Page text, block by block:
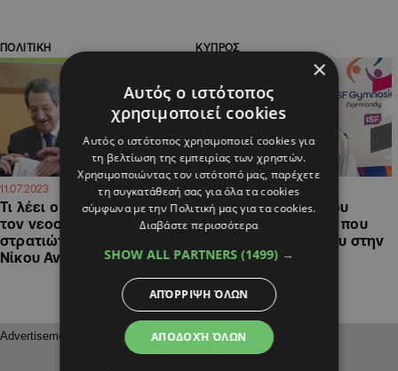
ΠΟΛΙΤΙΚΗ
11.07.2023 15:08
Τι λέει ο Λετυμπιώτης για
τον νεοσύλλεκτο
στρατιώτη εγγονό του
Νίκου Αναστασιάδη
ΚΥΠΡΟΣ
24.01.2023 13:09
ΒΙΝΤΕΟ: Η ιστορία του
17χρονου τζουντόκα που
κυνηγά το όνειρο του στην
Τιφλίδα
×
Αυτός ο ιστότοπος
χρησιμοποιεί cookies
Αυτός ο ιστότοπος χρησιμοποιεί cookies για
τη βελτίωση της εμπειρίας των χρηστών.
Χρησιμοποιώντας τον ιστότοπό μας, παρέχετε
τη συγκατάθεσή σας για όλα τα cookies
σύμφωνα με την Πολιτική μας για τα cookies.
Διαβάστε περισσότερα
SHOW ALL PARTNERS (1499) →
ΑΠΟΔΟΧΉ ΌΛΩΝ
ΑΠΌΡΡΙΨΗ ΌΛΩΝ